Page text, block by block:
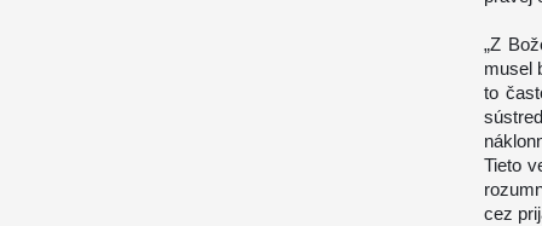
„Z
musel
to
Tieto
cez